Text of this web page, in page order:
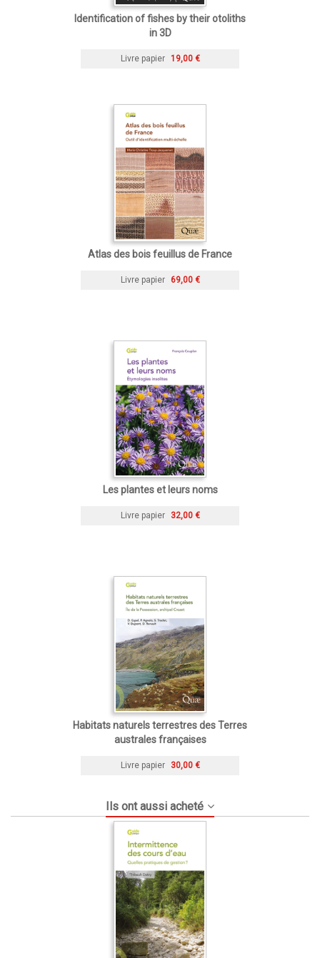
Identification of fishes by their otoliths
in 3D
Livre papier 19,00 €
Atlas des bois feuillus de France
Livre papier 69,00 €
Les plantes et leurs noms
Livre papier 32,00 €
Habitats naturels terrestres des Terres
australes françaises
Livre papier 30,00 €
Ils ont aussi acheté